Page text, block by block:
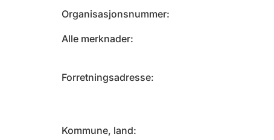
Organisasjonsnummer
Alle merknader
Forretningsadresse
Kommune, land